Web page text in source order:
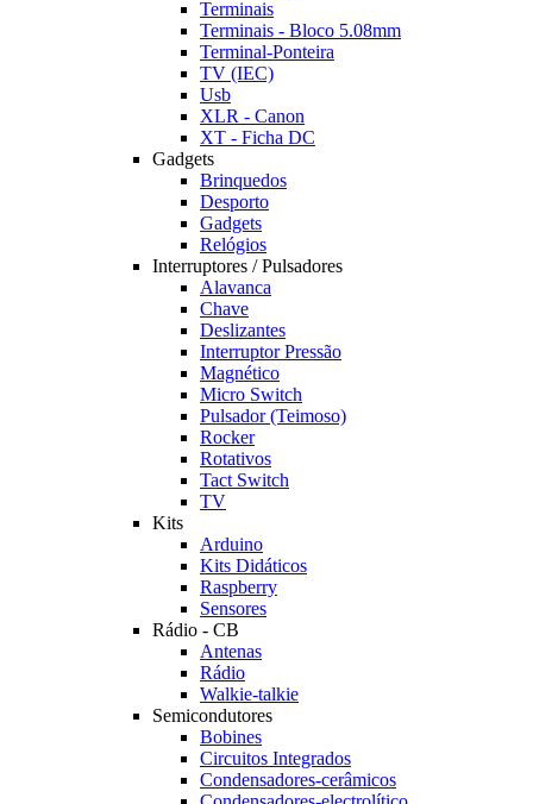
Terminais
Terminais - Bloco 5.08mm
Terminal-Ponteira
TV (IEC)
Usb
XLR - Canon
XT - Ficha DC
Gadgets
Brinquedos
Desporto
Gadgets
Relógios
Interruptores / Pulsadores
Alavanca
Chave
Deslizantes
Interruptor Pressão
Magnético
Micro Switch
Pulsador (Teimoso)
Rocker
Rotativos
Tact Switch
TV
Kits
Arduino
Kits Didáticos
Raspberry
Sensores
Rádio - CB
Antenas
Rádio
Walkie-talkie
Semicondutores
Bobines
Circuitos Integrados
Condensadores-cerâmicos